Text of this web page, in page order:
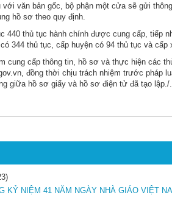
văn bản gốc, bộ phận một cửa sẽ gửi
hồ sơ theo quy định.
440 thủ tục hành chính được cung cấp, tiếp
344 thủ tục, cấp huyện có 94 thủ tục và cấp
cung cấp thông tin, hồ sơ và thực hiện các
đồng thời chịu trách nhiệm trước pháp
giữa hồ sơ giấy và hồ sơ điện tử đã tạo lập./.
KỶ NIỆM 41 NĂM NGÀY NHÀ GIÁO VIỆT